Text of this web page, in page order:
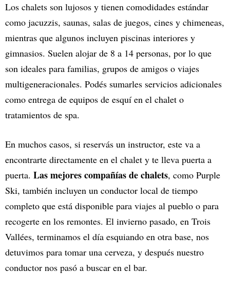
Los chalets son lujosos y tienen comodidades estándar
como jacuzzis, saunas, salas de juegos, cines y chimeneas,
mientras que algunos incluyen piscinas interiores y
gimnasios. Suelen alojar de 8 a 14 personas, por lo que
son ideales para familias, grupos de amigos o viajes
multigeneracionales. Podés sumarles servicios adicionales
como entrega de equipos de esquí en el chalet o
tratamientos de spa.
En muchos casos, si reservás un instructor, este va a
encontrarte directamente en el chalet y te lleva puerta a
puerta. Las mejores compañías de chalets, como Purple
Ski, también incluyen un conductor local de tiempo
completo que está disponible para viajes al pueblo o para
recogerte en los remontes. El invierno pasado, en Trois
Vallées, terminamos el día esquiando en otra base, nos
detuvimos para tomar una cerveza, y después nuestro
conductor nos pasó a buscar en el bar.